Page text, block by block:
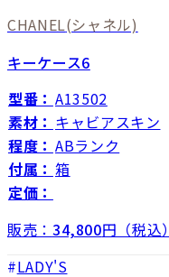
CHANEL(シャネル)
キーケース6
型番： A13502
素材： キャビアスキン
程度： ABランク
付属： 箱
定価：
販売： 34,800円（税込）
LADY'S